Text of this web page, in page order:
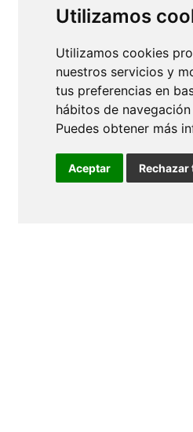
Utilizamos
Utilizamos cookies
nuestros servicios y
tus preferencias en
hábitos de
Puedes obtener más
Aceptar Rechazar
de…